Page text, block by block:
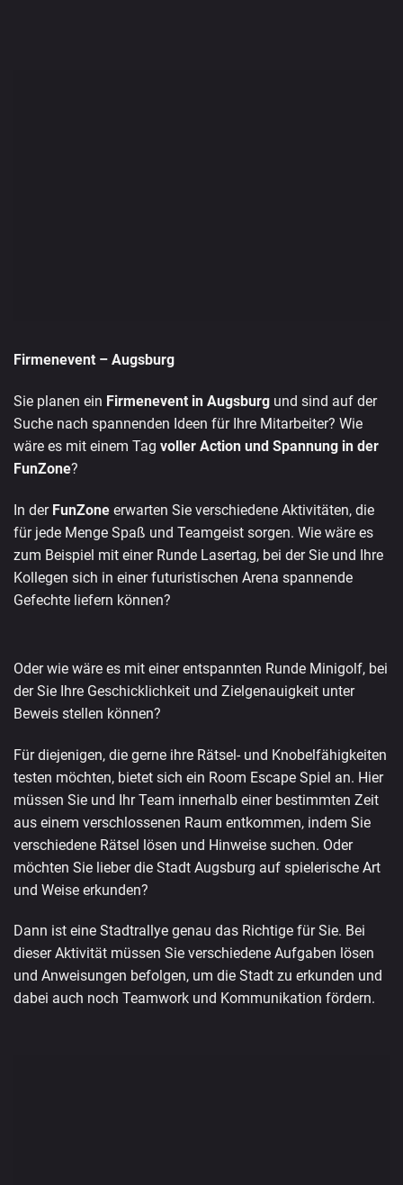
Firmenevent – Augsburg
Sie planen ein Firmenevent in Augsburg und sind auf der
Suche nach spannenden Ideen für Ihre Mitarbeiter? Wie
wäre es mit einem Tag voller Action und Spannung in der
FunZone?
In der FunZone erwarten Sie verschiedene Aktivitäten, die
für jede Menge Spaß und Teamgeist sorgen. Wie wäre es
zum Beispiel mit einer Runde Lasertag, bei der Sie und Ihre
Kollegen sich in einer futuristischen Arena spannende
Gefechte liefern können?
Oder wie wäre es mit einer entspannten Runde Minigolf, bei
der Sie Ihre Geschicklichkeit und Zielgenauigkeit unter
Beweis stellen können?
Für diejenigen, die gerne ihre Rätsel- und Knobelfähigkeiten
testen möchten, bietet sich ein Room Escape Spiel an. Hier
müssen Sie und Ihr Team innerhalb einer bestimmten Zeit
aus einem verschlossenen Raum entkommen, indem Sie
verschiedene Rätsel lösen und Hinweise suchen. Oder
möchten Sie lieber die Stadt Augsburg auf spielerische Art
und Weise erkunden?
Dann ist eine Stadtrallye genau das Richtige für Sie. Bei
dieser Aktivität müssen Sie verschiedene Aufgaben lösen
und Anweisungen befolgen, um die Stadt zu erkunden und
dabei auch noch Teamwork und Kommunikation fördern.